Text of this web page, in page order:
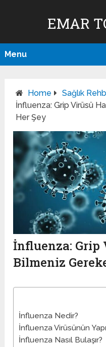
EMAR
Menu
Home
Sağlık
İnfluenza: Grip Virüsü
Her Şey
İnfluenza: Grip
Bilmeniz
İnfluenza Nedir?
İnfluenza Virüsünün
İnfluenza Nasıl Bulaşır?